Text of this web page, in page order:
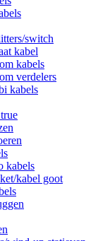
switch
kabel
kabels
verdelers
kabels
kabels
kabel goot